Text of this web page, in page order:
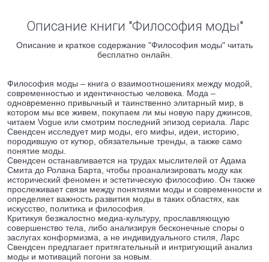
Описание книги "Философия моды"
Описание и краткое содержание "Философия моды" читать
бесплатно онлайн.
Философия моды – книга о взаимоотношениях между модой,
современностью и идентичностью человека. Мода –
одновременно привычный и таинственно элитарный мир, в
котором мы все живем, покупаем ли мы новую пару джинсов,
читаем Vogue или смотрим последний эпизод сериала. Ларс
Свендсен исследует мир моды, его мифы, идеи, историю,
породившую от кутюр, обязательные тренды, а также само
понятие моды.
Свендсен останавливается на трудах мыслителей от Адама
Смита до Ролана Барта, чтобы проанализировать моду как
исторический феномен и эстетическую философию. Он также
прослеживает связи между понятиями моды и современности и
определяет важность развития моды в таких областях, как
искусство, политика и философия.
Критикуя безжалостно медиа-культуру, прославляющую
совершенство тела, либо анализируя бесконечные споры о
заслугах конформизма, а не индивидуального стиля, Ларс
Свендсен предлагает притягательный и интригующий анализ
моды и мотиваций погони за новым.